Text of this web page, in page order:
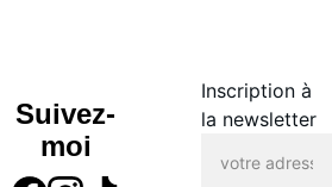
Suivez-
moi
Inscription à
la newsletter